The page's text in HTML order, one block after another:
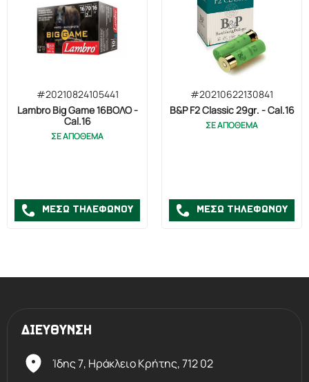
#20210824105441
Lambro Big Game 16ΒΟΛΟ -
Cal.16
ΣΕ ΑΠΟΘΕΜΑ
ΜΕΣΩ ΤΗΛΕΦΩΝΟΥ
#20210622130841
B&P F2 Classic 29gr. - Cal.16
ΣΕ ΑΠΟΘΕΜΑ
ΜΕΣΩ ΤΗΛΕΦΩΝΟΥ
ΔΙΕΥΘΥΝΣΗ
Ίδης 7, Ηράκλειο Kρήτης,712 02